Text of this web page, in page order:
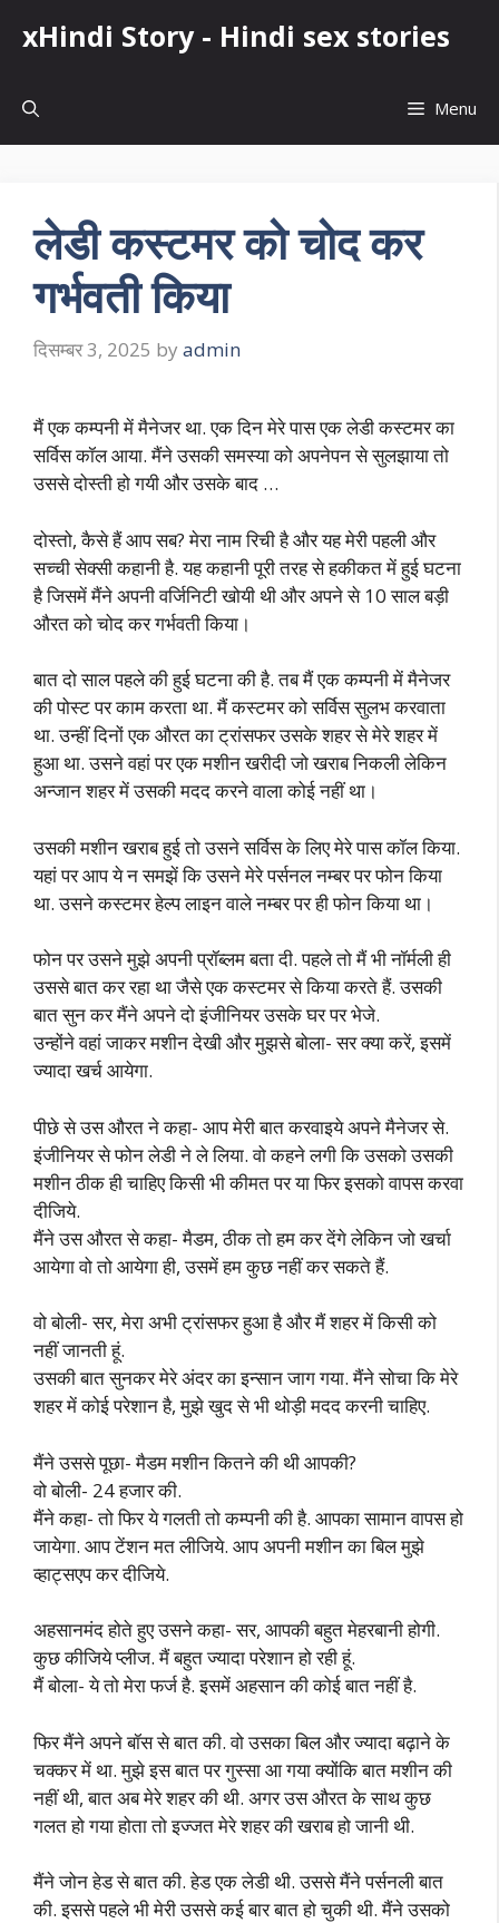
xHindi Story - Hindi sex stories
Menu
लेडी कस्टमर को चोद कर
गर्भवती किया
दिसम्बर 3, 2025 by admin
मैं एक कम्पनी में मैनेजर था. एक दिन मेरे पास एक लेडी कस्टमर का
सर्विस कॉल आया. मैंने उसकी समस्या को अपनेपन से सुलझाया तो
उससे दोस्ती हो गयी और उसके बाद …
दोस्तो, कैसे हैं आप सब? मेरा नाम रिची है और यह मेरी पहली और
सच्ची सेक्सी कहानी है. यह कहानी पूरी तरह से हकीकत में हुई घटना
है जिसमें मैंने अपनी वर्जिनिटी खोयी थी और अपने से 10 साल बड़ी
औरत को चोद कर गर्भवती किया।
बात दो साल पहले की हुई घटना की है. तब मैं एक कम्पनी में मैनेजर
की पोस्ट पर काम करता था. मैं कस्टमर को सर्विस सुलभ करवाता
था. उन्हीं दिनों एक औरत का ट्रांसफर उसके शहर से मेरे शहर में
हुआ था. उसने वहां पर एक मशीन खरीदी जो खराब निकली लेकिन
अन्जान शहर में उसकी मदद करने वाला कोई नहीं था।
उसकी मशीन खराब हुई तो उसने सर्विस के लिए मेरे पास कॉल किया.
यहां पर आप ये न समझें कि उसने मेरे पर्सनल नम्बर पर फोन किया
था. उसने कस्टमर हेल्प लाइन वाले नम्बर पर ही फोन किया था।
फोन पर उसने मुझे अपनी प्रॉब्लम बता दी. पहले तो मैं भी नॉर्मली ही
उससे बात कर रहा था जैसे एक कस्टमर से किया करते हैं. उसकी
बात सुन कर मैंने अपने दो इंजीनियर उसके घर पर भेजे.
उन्होंने वहां जाकर मशीन देखी और मुझसे बोला- सर क्या करें, इसमें
ज्यादा खर्च आयेगा.
पीछे से उस औरत ने कहा- आप मेरी बात करवाइये अपने मैनेजर से.
इंजीनियर से फोन लेडी ने ले लिया. वो कहने लगी कि उसको उसकी
मशीन ठीक ही चाहिए किसी भी कीमत पर या फिर इसको वापस करवा
दीजिये.
मैंने उस औरत से कहा- मैडम, ठीक तो हम कर देंगे लेकिन जो खर्चा
आयेगा वो तो आयेगा ही, उसमें हम कुछ नहीं कर सकते हैं.
वो बोली- सर, मेरा अभी ट्रांसफर हुआ है और मैं शहर में किसी को
नहीं जानती हूं.
उसकी बात सुनकर मेरे अंदर का इन्सान जाग गया. मैंने सोचा कि मेरे
शहर में कोई परेशान है, मुझे खुद से भी थोड़ी मदद करनी चाहिए.
मैंने उससे पूछा- मैडम मशीन कितने की थी आपकी?
वो बोली- 24 हजार की.
मैंने कहा- तो फिर ये गलती तो कम्पनी की है. आपका सामान वापस हो
जायेगा. आप टेंशन मत लीजिये. आप अपनी मशीन का बिल मुझे
व्हाट्सएप कर दीजिये.
अहसानमंद होते हुए उसने कहा- सर, आपकी बहुत मेहरबानी होगी.
कुछ कीजिये प्लीज. मैं बहुत ज्यादा परेशान हो रही हूं.
मैं बोला- ये तो मेरा फर्ज है. इसमें अहसान की कोई बात नहीं है.
फिर मैंने अपने बॉस से बात की. वो उसका बिल और ज्यादा बढ़ाने के
चक्कर में था. मुझे इस बात पर गुस्सा आ गया क्योंकि बात मशीन की
नहीं थी, बात अब मेरे शहर की थी. अगर उस औरत के साथ कुछ
गलत हो गया होता तो इज्जत मेरे शहर की खराब हो जानी थी.
मैंने जोन हेड से बात की. हेड एक लेडी थी. उससे मैंने पर्सनली बात
की. इससे पहले भी मेरी उससे कई बार बात हो चुकी थी. मैंने उसको